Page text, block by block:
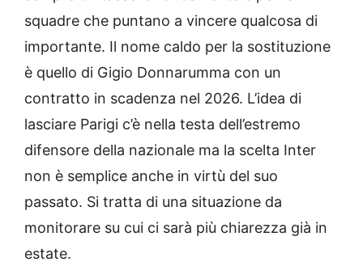
squadre che puntano a vincere qualcosa di
importante. Il nome caldo per la sostituzione
è quello di Gigio Donnarumma con un
contratto in scadenza nel 2026. L’idea di
lasciare Parigi c’è nella testa dell’estremo
difensore della nazionale ma la scelta Inter
non è semplice anche in virtù del suo
passato. Si tratta di una situazione da
monitorare su cui ci sarà più chiarezza già in
estate.